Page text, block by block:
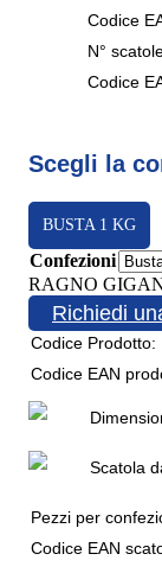
Codice
N°
Codice
Scegli la
BUSTA 1 KG
Confezioni
RAGNO
Richiedi
Codice Prodotto:
Codice EAN
Scatola
Pezzi per
Codice EAN